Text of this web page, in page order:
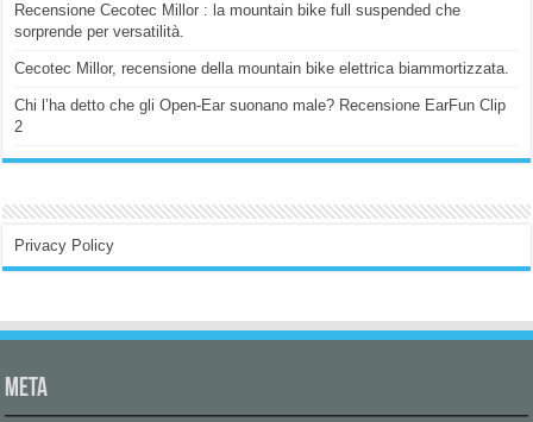
Recensione Cecotec Millor : la mountain bike full suspended che
sorprende per versatilità.
Cecotec Millor, recensione della mountain bike elettrica biammortizzata.
Chi l’ha detto che gli Open-Ear suonano male? Recensione EarFun Clip
2
Privacy Policy
Meta